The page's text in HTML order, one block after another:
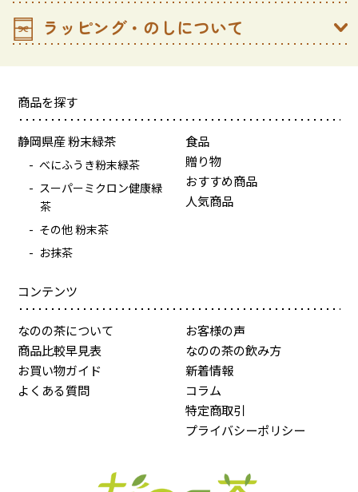
ラッピング・のしについて
商品を探す
静岡県産 粉末緑茶
べにふうき粉末緑茶
スーパーミクロン健康緑
茶
その他 粉末茶
お抹茶
食品
贈り物
おすすめ商品
人気商品
コンテンツ
なのの茶について
商品比較早見表
お買い物ガイド
よくある質問
お客様の声
なのの茶の飲み方
新着情報
コラム
特定商取引
プライバシーポリシー